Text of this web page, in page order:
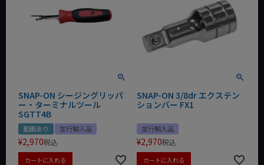
SNAP-ON シージングリッパ
ー・ターミナルツール
SGTT4B
動画あり 並行輸入品
¥2,970税込
カートに入れる
SNAP-ON 3/8dr エクステン
ションバー FX1
並行輸入品
¥2,970税込
カートに入れる